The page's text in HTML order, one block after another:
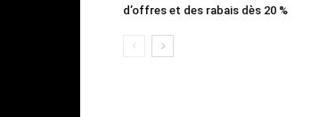
d’offres et des rabais dès 20 %